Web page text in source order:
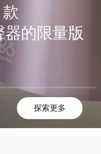
的限量版
探索更多